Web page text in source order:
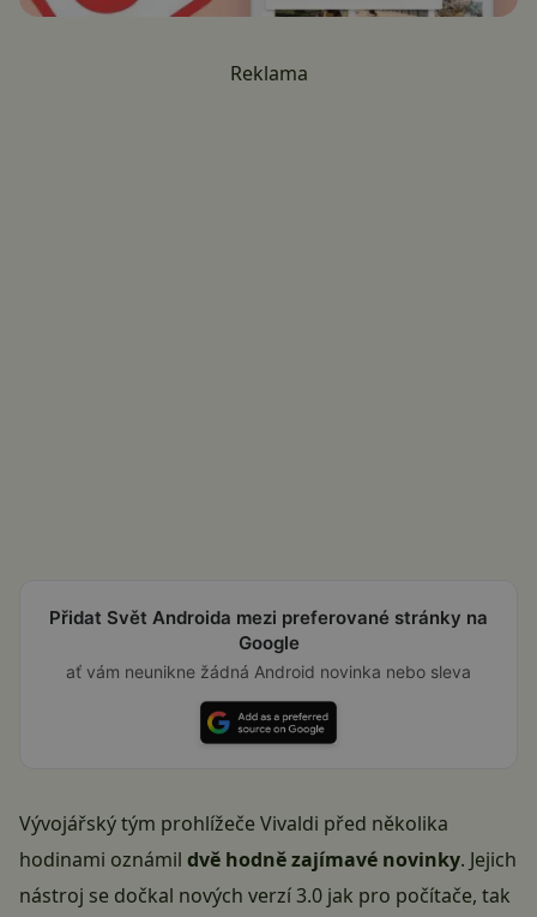
Reklama
Přidat Svět Androida mezi preferované stránky na
Google
ať vám neunikne žádná Android novinka nebo sleva
Vývojářský tým prohlížeče Vivaldi před několika
hodinami oznámil dvě hodně zajímavé novinky. Jejich
nástroj se dočkal nových verzí 3.0 jak pro počítače, tak